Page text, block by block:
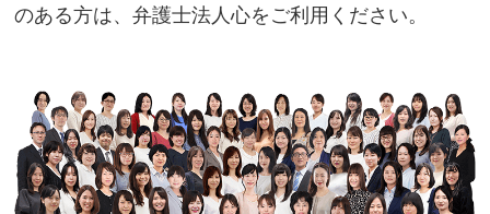
のある方は、弁護士法人心をご利用ください。